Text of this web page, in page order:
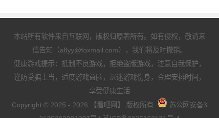
本站所有软件来自互联网，版权归原著所有。如有侵权，敬请来
信告知（a8yy@foxmail.com），我们将及时撤销。
健康游戏提示：抵制不良游戏，拒绝盗版游戏，注意自我保护，
谨防受骗上当，适度游戏益脑，沉迷游戏伤身，合理安排时间，
享受健康生活
Copyright © 2025 - 2026 【看吧网】 版权所有.
苏公网安备3